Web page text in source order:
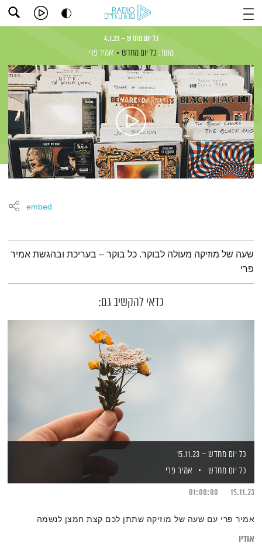
כל יום מחדש – 4.1.23
מתוך: כל יום מחדש אמיר פרי
embed
תמצית הפודקאסט
שעה של מוזיקה מעולה לבוקר. כל בוקר – בעריכת ובהגשת אמיר
פרי
כדאי להקשיב גם:
כל יום מחדש – 15.11.23
כל יום מחדש
אמיר פרי
15.11.23
01:00:00
אמיר פרי עם שעה של מוזיקה שתתן לכם קצת חמצן לנשמה
אודיו